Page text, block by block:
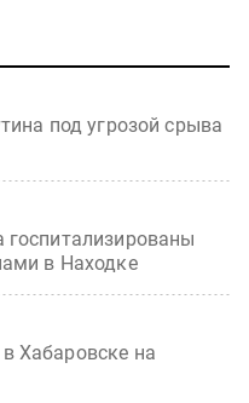
под угрозой срыва
в Находке
Хабаровске на